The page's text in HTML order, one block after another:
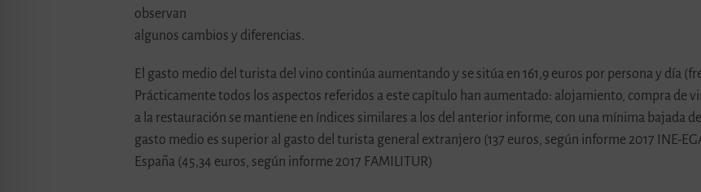
observan
algunos cambios y diferencias.
El gasto medio del turista del vino continúa aumentando y se sitúa en 161,9 euros por persona y día
Prácticamente todos los aspectos referidos a este capítulo han aumentado: alojamiento, compra de
a la restauración se mantiene en índices similares a los del anterior informe, con una mínima bajada
gasto medio es superior al gasto del turista general extranjero (137 euros, según informe 2017 INE-
España (45,34 euros, según informe 2017 FAMILITUR)